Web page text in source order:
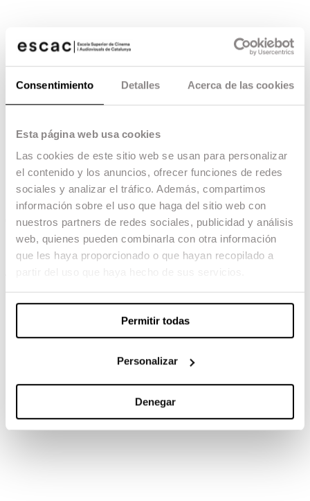
Consentimiento Detalles Acerca de las cookies
Esta página web usa cookies
Las cookies de este sitio web se usan para personalizar
el contenido y los anuncios, ofrecer funciones de redes
sociales y analizar el tráfico. Además, compartimos
información sobre el uso que haga del sitio web con
nuestros partners de redes sociales, publicidad y análisis
web, quienes pueden combinarla con otra información
que les haya proporcionado o que hayan recopilado a
Permitir todas
Personalizar
Denegar
Intemperie
04.02.23 -
Dirección de Fotografía: Pau Estéve Birba